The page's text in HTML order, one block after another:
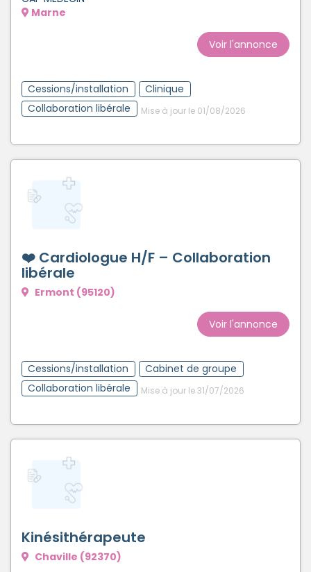
Marne
Voir l'annonce
Cessions/installation
Clinique
Collaboration libérale
Mise à jour le 01/08/2026
❤️ Cardiologue H/F – Collaboration
libérale
Ermont (95120)
Voir l'annonce
Cessions/installation
Cabinet de groupe
Collaboration libérale
Mise à jour le 31/07/2026
Kinésithérapeute
Chaville (92370)